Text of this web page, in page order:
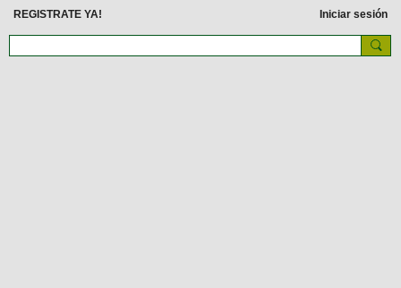
REGISTRATE YA! Iniciar sesión